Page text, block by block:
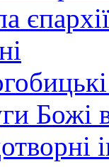
єпархії
Божі